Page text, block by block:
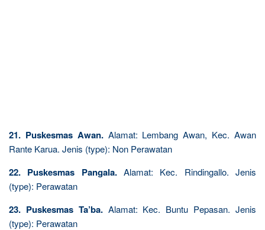
21. Puskesmas Awan.Alamat: Lembang Awan, Kec. Awan
Rante Karua. Jenis (type): Non Perawatan
22. Puskesmas Pangala.Alamat: Kec. Rindingallo. Jenis
(type): Perawatan
23. Puskesmas Ta’ba.Alamat: Kec. Buntu Pepasan. Jenis
(type): Perawatan